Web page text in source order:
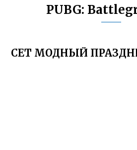
PUBG:
СЕТ МОДНЫЙ